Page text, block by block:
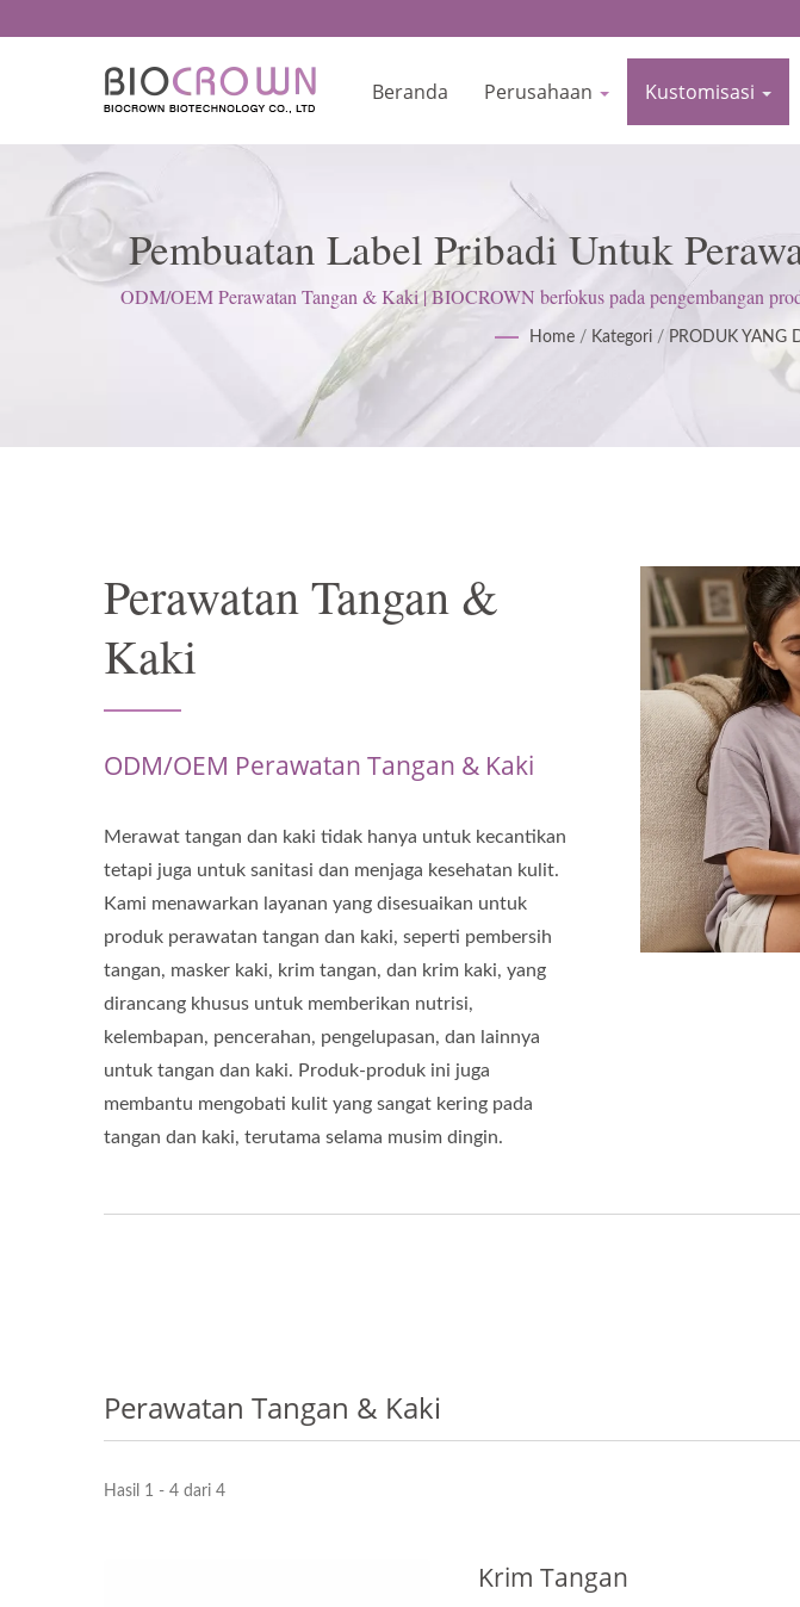
Beranda Perusahaan Kustomisasi
Pembuatan Label Pribadi Untuk
Bersertifikat ISO &
ODM/OEM Perawatan Tangan & Kaki | BIOCROWN berfokus pada pengembangan
(GMP); menjunjung tinggi sikap
Home / Kategori / PRODUK YANG
Perawatan Tangan &
Kaki
ODM/OEM Perawatan Tangan & Kaki
Merawat tangan dan kaki tidak hanya untuk kecantikan
tetapi juga untuk sanitasi dan menjaga kesehatan kulit.
Kami menawarkan layanan yang disesuaikan untuk
produk perawatan tangan dan kaki, seperti pembersih
tangan, masker kaki, krim tangan, dan krim kaki, yang
dirancang khusus untuk memberikan nutrisi,
kelembapan, pencerahan, pengelupasan, dan lainnya
untuk tangan dan kaki. Produk-produk ini juga
membantu mengobati kulit yang sangat kering pada
tangan dan kaki, terutama selama musim dingin.
Perawatan Tangan & Kaki
Hasil 1 - 4 dari 4
Krim Tangan